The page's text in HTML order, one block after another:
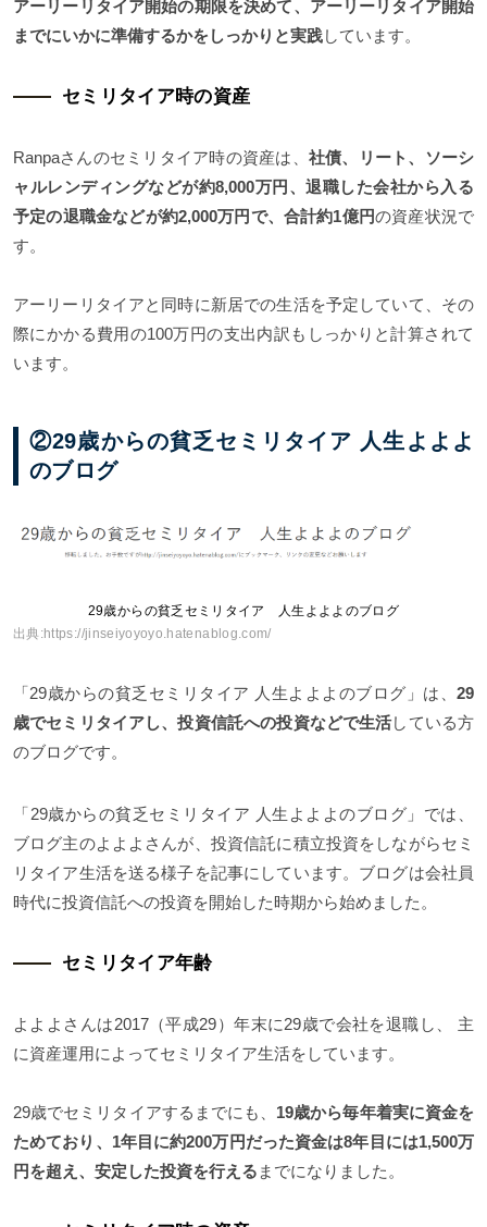
アーリーリタイア開始の期限を決めて、アーリーリタイア開始
までにいかに準備するかをしっかりと実践しています。
セミリタイア時の資産
Ranpaさんのセミリタイア時の資産は、 社債、リート、ソーシ
ャルレンディングなどが約8,000万円、退職した会社から入る
予定の退職金などが約2,000万円で、合計約1億円の資産状況で
す。
アーリーリタイアと同時に新居での生活を予定していて、その
際にかかる費用の100万円の支出内訳もしっかりと計算されて
います。
②29歳からの貧乏セミリタイア 人生よよよ
のブログ
29歳からの貧乏セミリタイア 人生よよよのブログ
出典:https://jinseiyoyoyo.hatenablog.com/
「29歳からの貧乏セミリタイア 人生よよよのブログ」は、 29
歳でセミリタイアし、投資信託への投資などで生活している方
のブログです。
「29歳からの貧乏セミリタイア 人生よよよのブログ」では、
ブログ主のよよよさんが、投資信託に積立投資をしながらセミ
リタイア生活を送る様子を記事にしています。ブログは会社員
時代に投資信託への投資を開始した時期から始めました。
セミリタイア年齢
よよよさんは2017（平成29）年末に29歳で会社を退職し、 主
に資産運用によってセミリタイア生活をしています。
29歳でセミリタイアするまでにも、 19歳から毎年着実に資金を
ためており、1年目に約200万円だった資金は8年目には1,500万
円を超え、安定した投資を行える までになりました。